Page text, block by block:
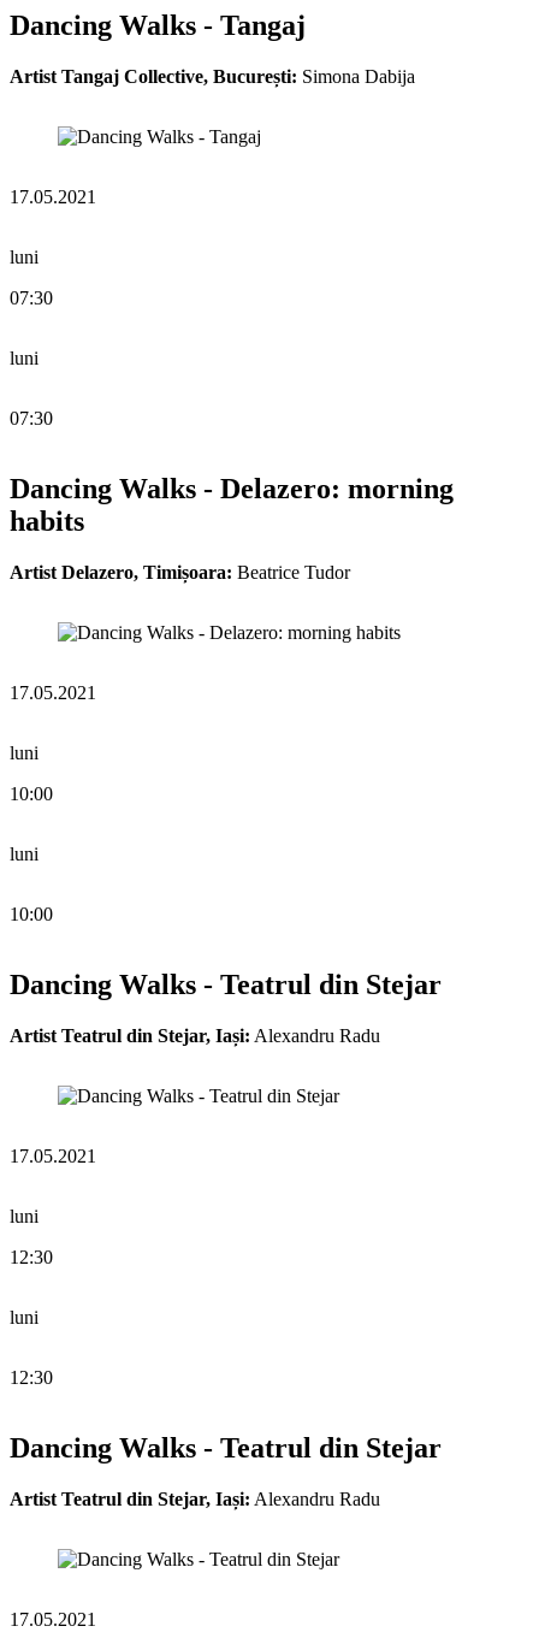
Dancing Walks - Tangaj
Artist Tangaj Collective, București: Simona Dabija
17.05.2021
luni
07:30
luni
07:30
Dancing Walks - Delazero: morning
habits
Artist Delazero, Timișoara: Beatrice Tudor
17.05.2021
luni
10:00
luni
10:00
Dancing Walks - Teatrul din Stejar
Artist Teatrul din Stejar, Iași: Alexandru Radu
17.05.2021
luni
12:30
luni
12:30
Dancing Walks - Teatrul din Stejar
Artist Teatrul din Stejar, Iași: Alexandru Radu
17.05.2021